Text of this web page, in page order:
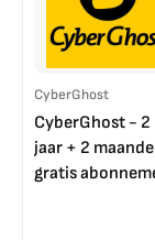
CyberGhost
CyberGhost - 2
jaar + 2
gratis